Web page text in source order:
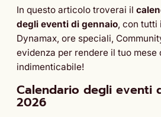
In questo articolo troverai il
degli eventi di gennaio, con tutti
Dynamax, ore speciali,
evidenza per rendere il tuo mese
indimenticabile!
Calendario degli eventi
2026